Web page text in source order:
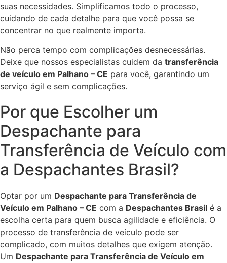
suas necessidades. Simplificamos todo o processo,
cuidando de cada detalhe para que você possa se
concentrar no que realmente importa.
Não perca tempo com complicações desnecessárias.
Deixe que nossos especialistas cuidem da transferência
de veículo em Palhano – CE para você, garantindo um
serviço ágil e sem complicações.
Por que Escolher um
Despachante para
Transferência de Veículo com
a Despachantes Brasil?
Optar por um Despachante para Transferência de
Veículo em Palhano – CE com a Despachantes Brasil é a
escolha certa para quem busca agilidade e eficiência. O
processo de transferência de veículo pode ser
complicado, com muitos detalhes que exigem atenção.
Um Despachante para Transferência de Veículo em